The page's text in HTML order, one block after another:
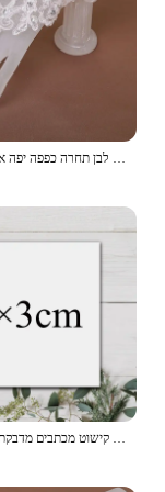
1 זוג לבן/אדום/בז 'כלה כפפות אלגנטי קצר פסק ריינסטון לבן תחרה כפפה יפה אביזרי חתונה
מותאם אישית לוגו מדבקת דבק תוויות חתונה מסיבת קישוט מכתבים מדבקת תודה מדבקה